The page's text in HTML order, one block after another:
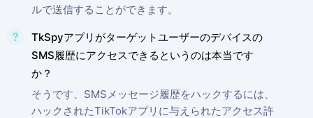
ルで送信することができます。
TkSpyアプリがターゲットユーザーのデバイスの
SMS履歴にアクセスできるというのは本当です
か？
そうです、SMSメッセージ履歴をハックするには、
ハックされたTikTokアプリに与えられたアクセス許